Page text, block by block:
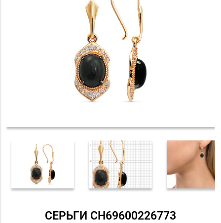
СЕРЬГИ СH69600226773